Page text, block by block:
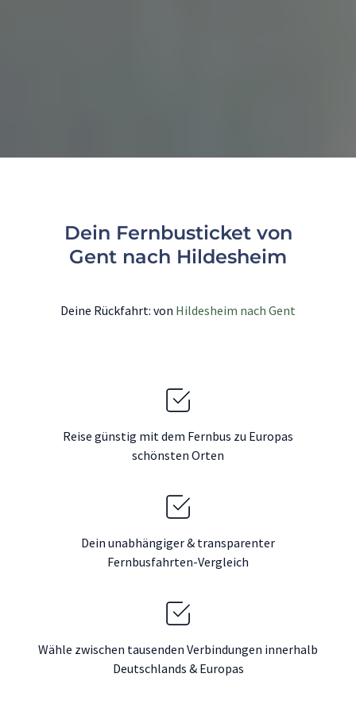
Dein Fernbusticket von
Gent nach Hildesheim
Deine Rückfahrt: von Hildesheim nach Gent
Reise günstig mit dem Fernbus zu Europas
schönsten Orten
Dein unabhängiger & transparenter
Fernbusfahrten-Vergleich
Wähle zwischen tausenden Verbindungen innerhalb
Deutschlands & Europas